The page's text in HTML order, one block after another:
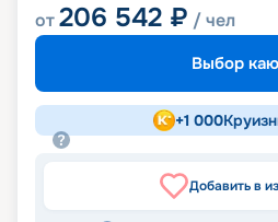
от206 542 ₽ / чел
Выбор
+1 000
Добавить в